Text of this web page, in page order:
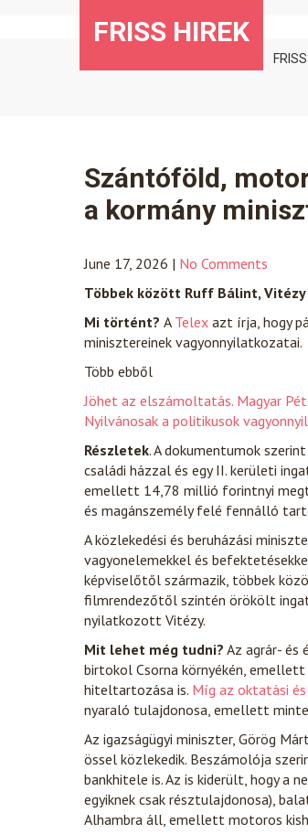
FRISS HIREK
Szántóföld,
a kormány
June 17, 2026 | No Comments
Többek között Ruff Bálint,
Mi történt? A Telex azt írja, hogy
minisztereinek vagyonnyilatkozatai.
Több ebből
Jöhet az elszámoltatás. Magyar
Nyilvánosak a politikusok
Részletek. A dokumentumok
családi házzal és egy II. kerületi
emellett 14,78 millió forintnyi
és magánszemély felé fennálló
A közlekedési és beruházási
vagyonelemekkel és
képviselőtől származik, többek
filmrendezőtől szintén örökölt
nyilatkozott Vitézy.
Mit lehet még tudni? Az agrár- és
birtokol Csorna környékén,
hiteltartozása is. Míg az oktatási
nyaraló tulajdonosa, emellett
Az igazságügyi miniszter, Görög
össel közlekedik. Beszámolója
bankhitele is. Az is kiderült, hogy a
egyiknek csak résztulajdonosa),
Alhambra áll, emellett motoros